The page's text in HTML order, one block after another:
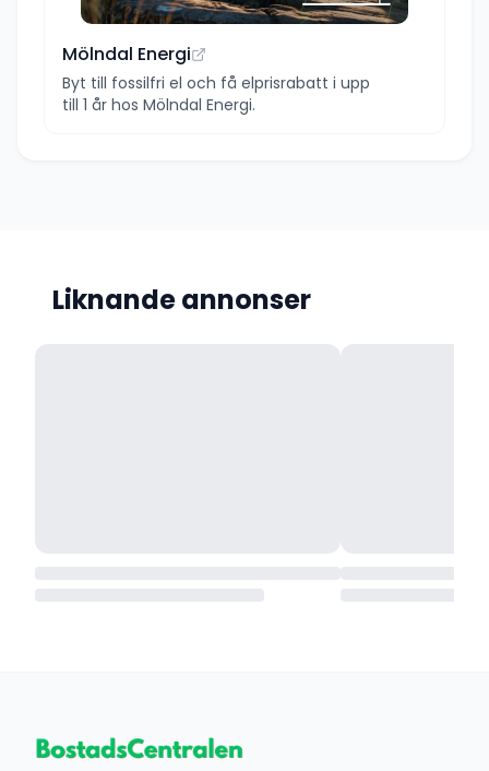
Mölndal Energi
Byt till fossilfri el och få elprisrabatt i upp
till 1 år hos Mölndal Energi.
Liknande annonser